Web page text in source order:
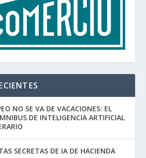
NO SE VA DE VACACIONES: EL
DE INTELIGENCIA ARTIFICIAL
SECRETAS DE IA DE HACIENDA